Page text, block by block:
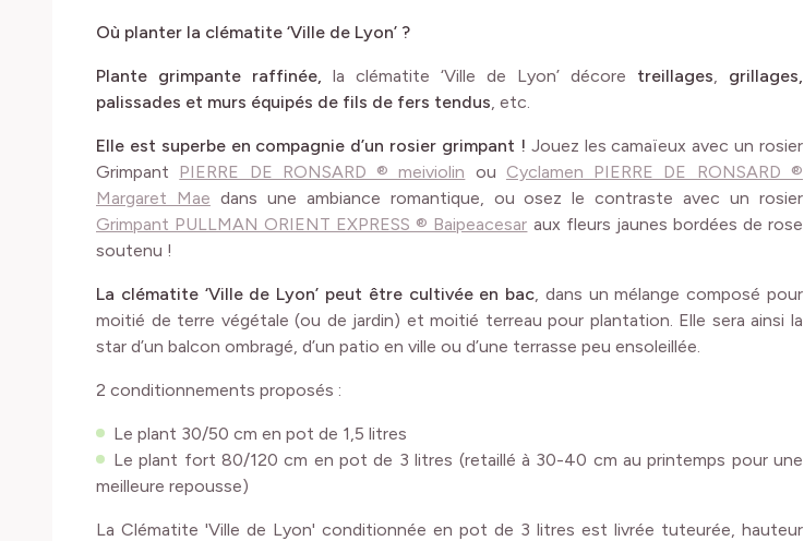
Où planter la clématite ‘Ville de Lyon’ ?
Plante grimpante raffinée, la clématite ‘Ville de Lyon’ décore treillages, grillages,
palissades et murs équipés de fils de fers tendus, etc.
Elle est superbe en compagnie d’un rosier grimpant ! Jouez les camaïeux avec un rosier
Grimpant PIERRE DE RONSARD ® meiviolin ou Cyclamen PIERRE DE RONSARD ®
Margaret Mae dans une ambiance romantique, ou osez le contraste avec un rosier
Grimpant PULLMAN ORIENT EXPRESS ® Baipeacesar aux fleurs jaunes bordées de rose
soutenu !
La clématite ‘Ville de Lyon’ peut être cultivée en bac, dans un mélange composé pour
moitié de terre végétale (ou de jardin) et moitié terreau pour plantation. Elle sera ainsi la
star d’un balcon ombragé, d’un patio en ville ou d’une terrasse peu ensoleillée.
2 conditionnements proposés :
Le plant 30/50 cm en pot de 1,5 litres
Le plant fort 80/120 cm en pot de 3 litres (retaillé à 30-40 cm au printemps pour une
meilleure repousse)
La Clématite 'Ville de Lyon' conditionnée en pot de 3 litres est livrée tuteurée, hauteur